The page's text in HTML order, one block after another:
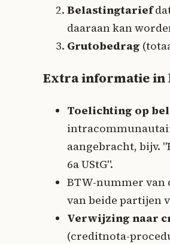
Belastingtarief
daaraan kan
Grutobedrag
Extra informatie in
Toelichting op
aangebracht, bijv.
6a UStG".
BTW-nummer
van beide partijen
Verwijzing naar
(creditnota-